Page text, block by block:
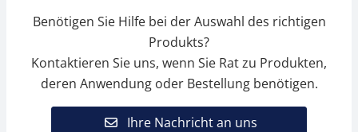
Benötigen Sie Hilfe bei der Auswahl des richtigen
Produkts?
Kontaktieren Sie uns, wenn Sie Rat zu Produkten,
deren Anwendung oder Bestellung benötigen.
Ihre Nachricht an uns